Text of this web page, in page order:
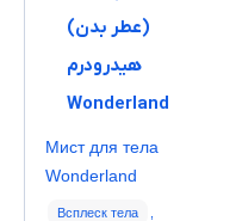
Мист для тела
Wonderland
Всплеск тела